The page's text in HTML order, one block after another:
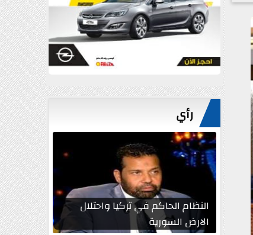
رأي
النظام الحاكم في تركيا واحتلال
الارض السورية